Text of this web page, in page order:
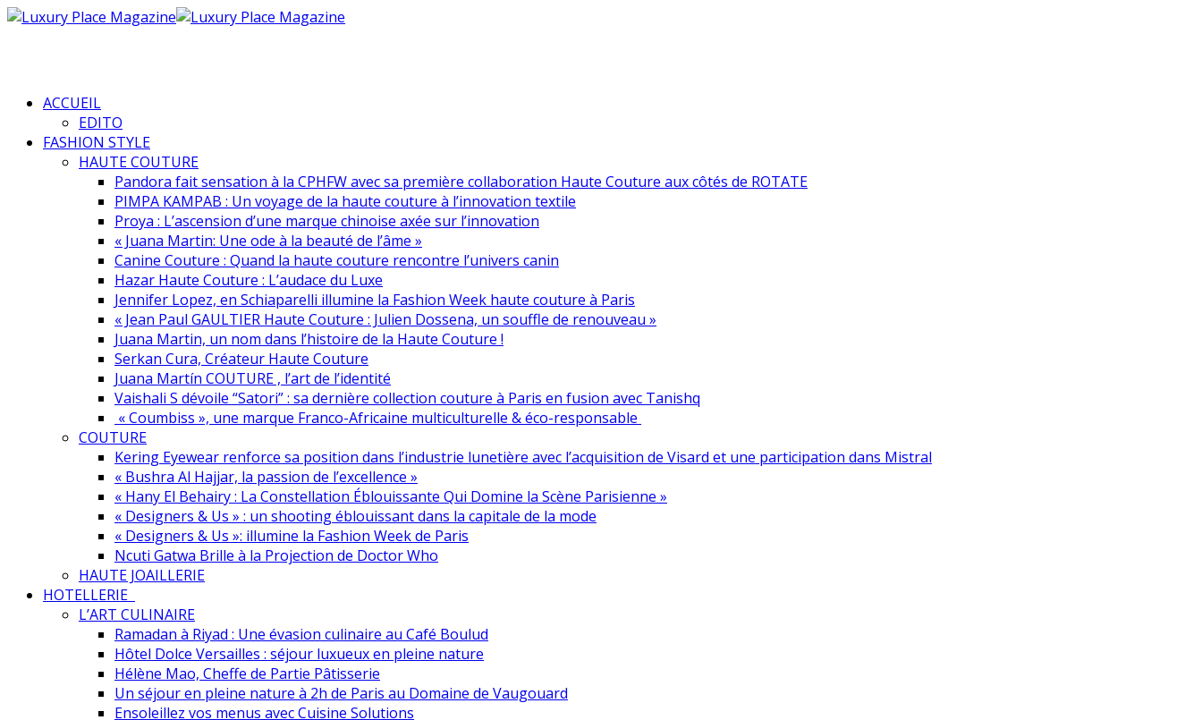
ACCUEIL
EDITO
FASHION STYLE
HAUTE COUTURE
Pandora fait sensation à la CPHFW avec sa première collaboration Haute Couture aux côtés de ROTATE
PIMPA KAMPAB : Un voyage de la haute couture à l’innovation textile
Proya : L’ascension d’une marque chinoise axée sur l’innovation
« Juana Martin: Une ode à la beauté de l’âme »
Canine Couture : Quand la haute couture rencontre l’univers canin
Hazar Haute Couture : L’audace du Luxe
Jennifer Lopez, en Schiaparelli illumine la Fashion Week haute couture à Paris
« Jean Paul GAULTIER Haute Couture : Julien Dossena, un souffle de renouveau »
Juana Martin, un nom dans l’histoire de la Haute Couture !
Serkan Cura, Créateur Haute Couture
Juana Martín COUTURE , l’art de l’identité
Vaishali S dévoile “Satori” : sa dernière collection couture à Paris en fusion avec Tanishq
« Coumbiss », une marque Franco-Africaine multiculturelle & éco-responsable
COUTURE
Kering Eyewear renforce sa position dans l’industrie lunetière avec l’acquisition de Visard et une participation dans Mistral
« Bushra Al Hajjar, la passion de l’excellence »
« Hany El Behairy : La Constellation Éblouissante Qui Domine la Scène Parisienne »
« Designers & Us » : un shooting éblouissant dans la capitale de la mode
« Designers & Us »: illumine la Fashion Week de Paris
Ncuti Gatwa Brille à la Projection de Doctor Who
HAUTE JOAILLERIE
HOTELLERIE
L’ART CULINAIRE
Ramadan à Riyad : Une évasion culinaire au Café Boulud
Hôtel Dolce Versailles : séjour luxueux en pleine nature
Hélène Mao, Cheffe de Partie Pâtisserie
Un séjour en pleine nature à 2h de Paris au Domaine de Vaugouard
Ensoleillez vos menus avec Cuisine Solutions